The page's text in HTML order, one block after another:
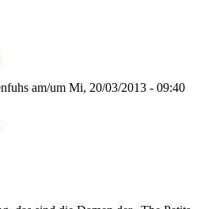
am/um Mi, 20/03/2013 - 09:40